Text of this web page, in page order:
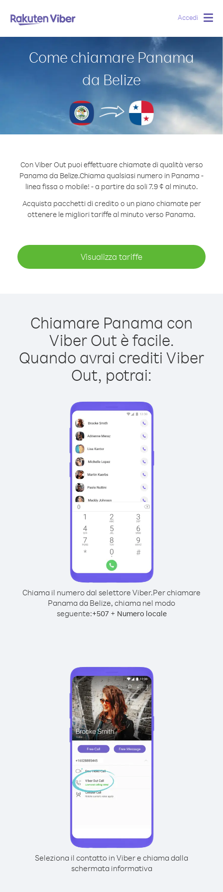
Accedi
Come chiamare Panama
da Belize
Con Viber Out puoi effettuare chiamate di qualità verso
Panama da Belize.Chiama qualsiasi numero in Panama -
linea fissa o mobile! - a partire da soli 7.9 ¢ al minuto.
Acquista pacchetti di credito o un piano chiamate per
ottenere le migliori tariffe al minuto verso Panama.
Visualizza tariffe
Chiamare Panama con
Viber Out è facile.
Quando avrai crediti Viber
Out, potrai:
Chiama il numero dal selettore Viber.Per chiamare
Panama da Belize, chiama nel modo
seguente:+507+ Numero locale
Seleziona il contatto in Viber e chiama dalla
schermata informativa